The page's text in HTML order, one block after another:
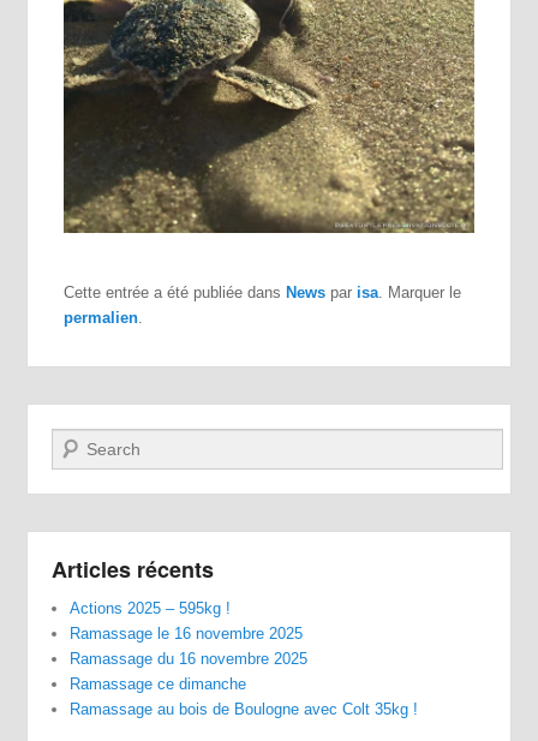
Cette entrée a été publiée dans News par isa . Marquer le
permalien
Recherche
Articles récents
Actions 2025 – 595kg !
Ramassage le 16 novembre 2025
Ramassage du 16 novembre 2025
Ramassage ce dimanche
Ramassage au bois de Boulogne avec Colt 35kg !